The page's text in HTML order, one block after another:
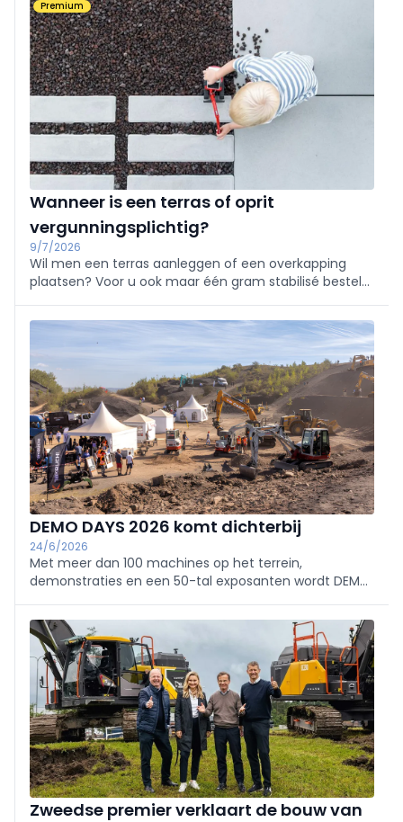
basis liggen van die ongenode schrikmomenten op
het einde van elke maand.
Premium
Wanneer is een terras of oprit
vergunningsplichtig?
9/7/2026
Wil men een terras aanleggen of een overkapping
plaatsen? Voor u ook maar één gram stabilisé bestelt,
Wanneer is een vergunning vereist? Welke
vrijstellingen bestaan er? En waar moet u op letten bij
waterbeheer?
DEMO DAYS 2026 komt dichterbij
24/6/2026
Met meer dan 100 machines op het terrein,
demonstraties en een 50-tal exposanten wordt DEMO
professionals uit de bouw-, infra- en transportsector.
Zweedse premier verklaart de bouw van